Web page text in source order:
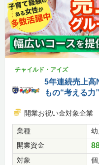
チャイルド・アイズ
5年連続売上
もの“考える力
開業お祝い金対象企業
業種
開業資金
対象